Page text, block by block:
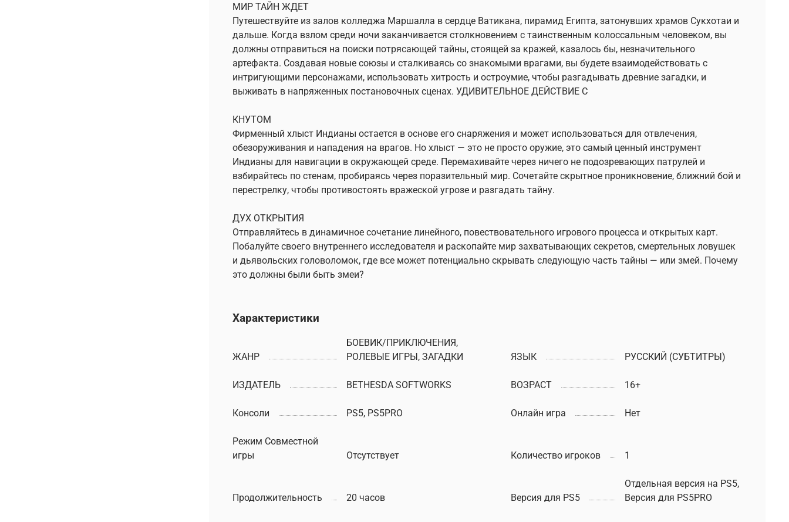
МИР ТАЙН ЖДЕТ
Путешествуйте из залов колледжа Маршалла в сердце Ватикана, пирамид Египта, затонувших храмов Сукхотаи и
дальше. Когда взлом среди ночи заканчивается столкновением с таинственным колоссальным человеком, вы
должны отправиться на поиски потрясающей тайны, стоящей за кражей, казалось бы, незначительного
артефакта. Создавая новые союзы и сталкиваясь со знакомыми врагами, вы будете взаимодействовать с
интригующими персонажами, использовать хитрость и остроумие, чтобы разгадывать древние загадки, и
выживать в напряженных постановочных сценах. УДИВИТЕЛЬНОЕ ДЕЙСТВИЕ С
КНУТОМ
Фирменный хлыст Индианы остается в основе его снаряжения и может использоваться для отвлечения,
обезоруживания и нападения на врагов. Но хлыст — это не просто оружие, это самый ценный инструмент
Индианы для навигации в окружающей среде. Перемахивайте через ничего не подозревающих патрулей и
взбирайтесь по стенам, пробираясь через поразительный мир. Сочетайте скрытное проникновение, ближний бой и
перестрелку, чтобы противостоять вражеской угрозе и разгадать тайну.
ДУХ ОТКРЫТИЯ
Отправляйтесь в динамичное сочетание линейного, повествовательного игрового процесса и открытых карт.
Побалуйте своего внутреннего исследователя и раскопайте мир захватывающих секретов, смертельных ловушек
и дьявольских головоломок, где все может потенциально скрывать следующую часть тайны — или змей. Почему
это должны были быть змеи?
Характеристики
ЖАНР
БОЕВИК/ПРИКЛЮЧЕНИЯ,
РОЛЕВЫЕ ИГРЫ, ЗАГАДКИ
ЯЗЫК РУССКИЙ (СУБТИТРЫ)
ИЗДАТЕЛЬ BETHESDA SOFTWORKS ВОЗРАСТ 16+
Консоли PS5, PS5PRO Онлайн игра Нет
Режим Совместной
игры
Отсутствует Количество игроков 1
Продолжительность 20 часов Версия для PS5
Отдельная версия на PS5,
Версия для PS5PRO